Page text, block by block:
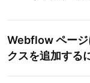
Webflow ページ
クスを追加する